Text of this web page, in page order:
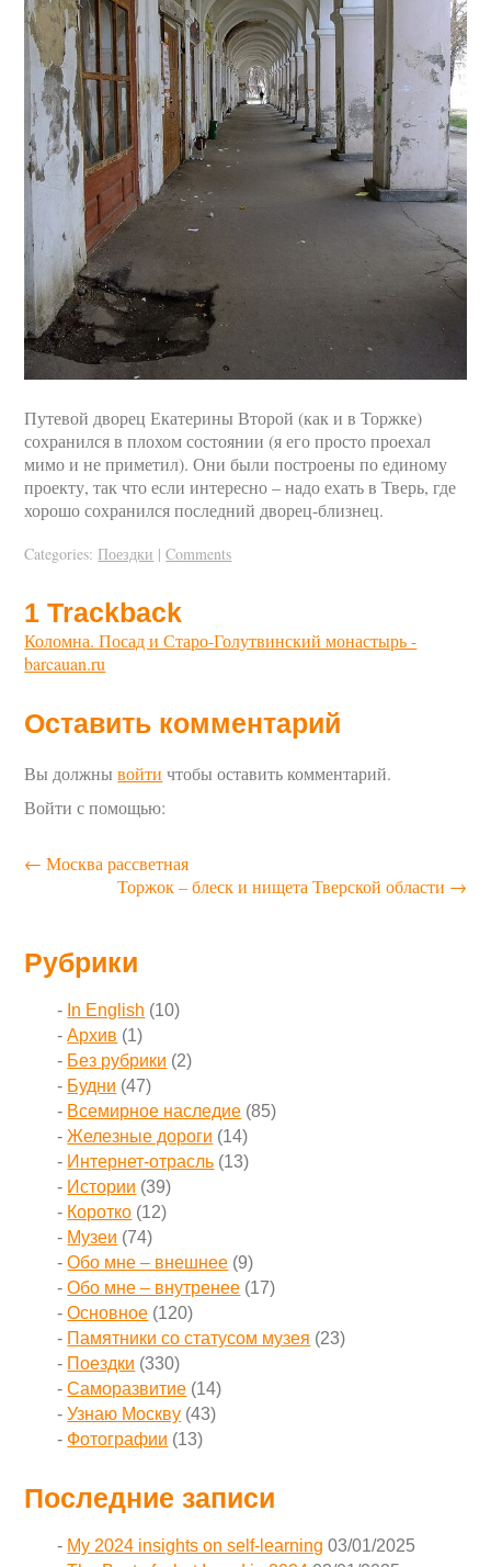
Путевой дворец Екатерины Второй (как и в Торжке)
сохранился в плохом состоянии (я его просто проехал
мимо и не приметил). Они были построены по единому
проекту, так что если интересно – надо ехать в Тверь, где
хорошо сохранился последний дворец-близнец.
Categories: Поездки | Comments
1 Trackback
Коломна. Посад и Старо-Голутвинский монастырь -
barcauan.ru
Оставить комментарий
Вы должнывойти чтобы оставить комментарий.
Войти с помощью:
← Москва рассветная
Торжок – блеск и нищета Тверской области →
Рубрики
In English (10)
Архив (1)
Без рубрики (2)
Будни (47)
Всемирное наследие (85)
Железные дороги (14)
Интернет-отрасль (13)
Истории (39)
Коротко (12)
Музеи (74)
Обо мне – внешнее (9)
Обо мне – внутренее (17)
Основное (120)
Памятники со статусом музея (23)
Поездки (330)
Саморазвитие (14)
Узнаю Москву (43)
Фотографии (13)
Последние записи
My 2024 insights on self-learning 03/01/2025